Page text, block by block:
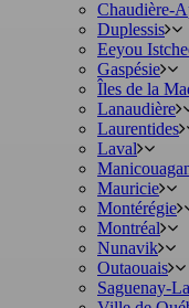
Chaudière-
Duplessis
Eeyou
Gaspésie
Îles de la
Lanaudière
Laurentides
Laval
Mauricie
Montérégie
Montréal
Nunavik
Outaouais
Saguenay-